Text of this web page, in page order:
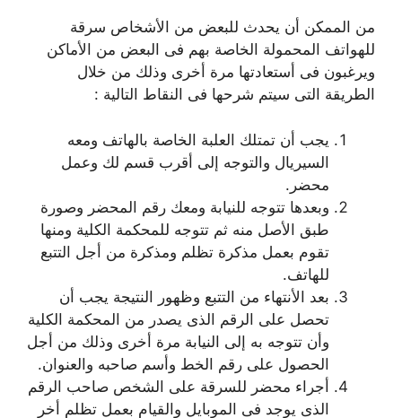
من الممكن أن يحدث للبعض من الأشخاص سرقة
للهواتف المحمولة الخاصة بهم فى البعض من الأماكن
ويرغبون فى أستعادتها مرة أخرى وذلك من خلال
الطريقة التى سيتم شرحها فى النقاط التالية :
يجب أن تمتلك العلبة الخاصة بالهاتف ومعه
السيريال والتوجه إلى أقرب قسم لك وعمل
محضر.
وبعدها تتوجه للنيابة ومعك رقم المحضر وصورة
طبق الأصل منه ثم تتوجه للمحكمة الكلية ومنها
تقوم بعمل مذكرة تظلم ومذكرة من أجل التتبع
للهاتف.
بعد الأنتهاء من التتبع وظهور النتيجة يجب أن
تحصل على الرقم الذى يصدر من المحكمة الكلية
وأن تتوجه به إلى النيابة مرة أخرى وذلك من أجل
الحصول على رقم الخط وأسم صاحبه والعنوان.
أجراء محضر للسرقة على الشخص صاحب الرقم
الذى يوجد فى الموبايل والقيام بعمل تظلم أخر